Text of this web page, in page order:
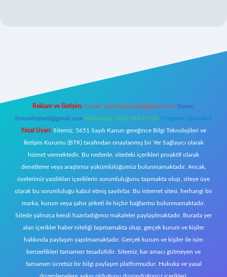
betexper.xyz
Reklam ve İletişim: E-mail: backlinkpaneli@gmail.com Teams:
forumhizmeti@gmail.com Whatsapp: 0262 606 0 726 Telegram: @karabul
Yasal Uyarı: Sitemiz, 5651 Sayılı Kanun gereğince Bilgi Teknolojileri ve
İletişim Kurumu (BTK) tarafından onaylanmış bir Yer Sağlayıcı olarak
hizmet vermektedir. Bu nedenle, sitedeki içerikleri proaktif olarak
denetleme veya araştırma yükümlülüğümüz bulunmamaktadır. Ancak,
üyelerimiz yazdıkları içeriklerin sorumluluğunu taşımakta olup, siteye üye
olarak bu sorumluluğu kabul etmiş sayılırlar. Bu internet sitesi, herhangi bir
marka, kurum veya şahıs şirketi ile hiçbir bağlantısı bulunmamaktadır.
Sitede yalnızca kendi hazırladığımız makaleler paylaşılmaktadır. Burada yer
alan içerikler haber niteliği taşımamakta olup, gerçek kurum ve kişiler
hakkında paylaşım yapılmamaktadır. Gerçek kurum ve kişiler ile isim
benzerlikleri tamamen tesadüfidir. Sitemiz, kar amacı gütmeyen ve
tamamen ücretsiz bir bilgi paylaşım platformudur. Hukuka ve yasal